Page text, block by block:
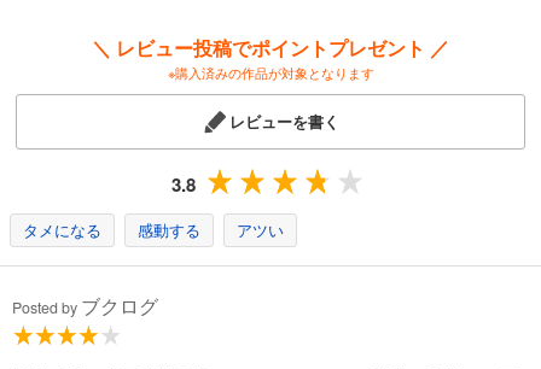
＼ レビュー投稿でポイントプレゼント ／
※購入済みの作品が対象となります
レビューを書く
3.8
タメになる 感動する アツい
Posted by ブクログ